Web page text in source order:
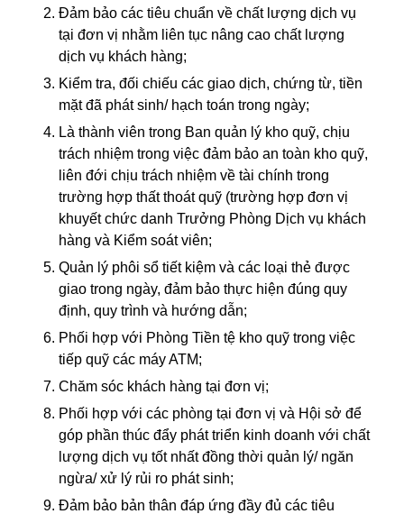
Đảm bảo các tiêu chuẩn về chất lượng dịch vụ
tại đơn vị nhằm liên tục nâng cao chất lượng
dịch vụ khách hàng;
Kiểm tra, đối chiếu các giao dịch, chứng từ, tiền
mặt đã phát sinh/ hạch toán trong ngày;
Là thành viên trong Ban quản lý kho quỹ, chịu
trách nhiệm trong việc đảm bảo an toàn kho quỹ,
liên đới chịu trách nhiệm về tài chính trong
trường hợp thất thoát quỹ (trường hợp đơn vị
khuyết chức danh Trưởng Phòng Dịch vụ khách
hàng và Kiểm soát viên;
Quản lý phôi sổ tiết kiệm và các loại thẻ được
giao trong ngày, đảm bảo thực hiện đúng quy
định, quy trình và hướng dẫn;
Phối hợp với Phòng Tiền tệ kho quỹ trong việc
tiếp quỹ các máy ATM;
Chăm sóc khách hàng tại đơn vị;
Phối hợp với các phòng tại đơn vị và Hội sở để
góp phần thúc đẩy phát triển kinh doanh với chất
lượng dịch vụ tốt nhất đồng thời quản lý/ ngăn
ngừa/ xử lý rủi ro phát sinh;
Đảm bảo bản thân đáp ứng đầy đủ các tiêu